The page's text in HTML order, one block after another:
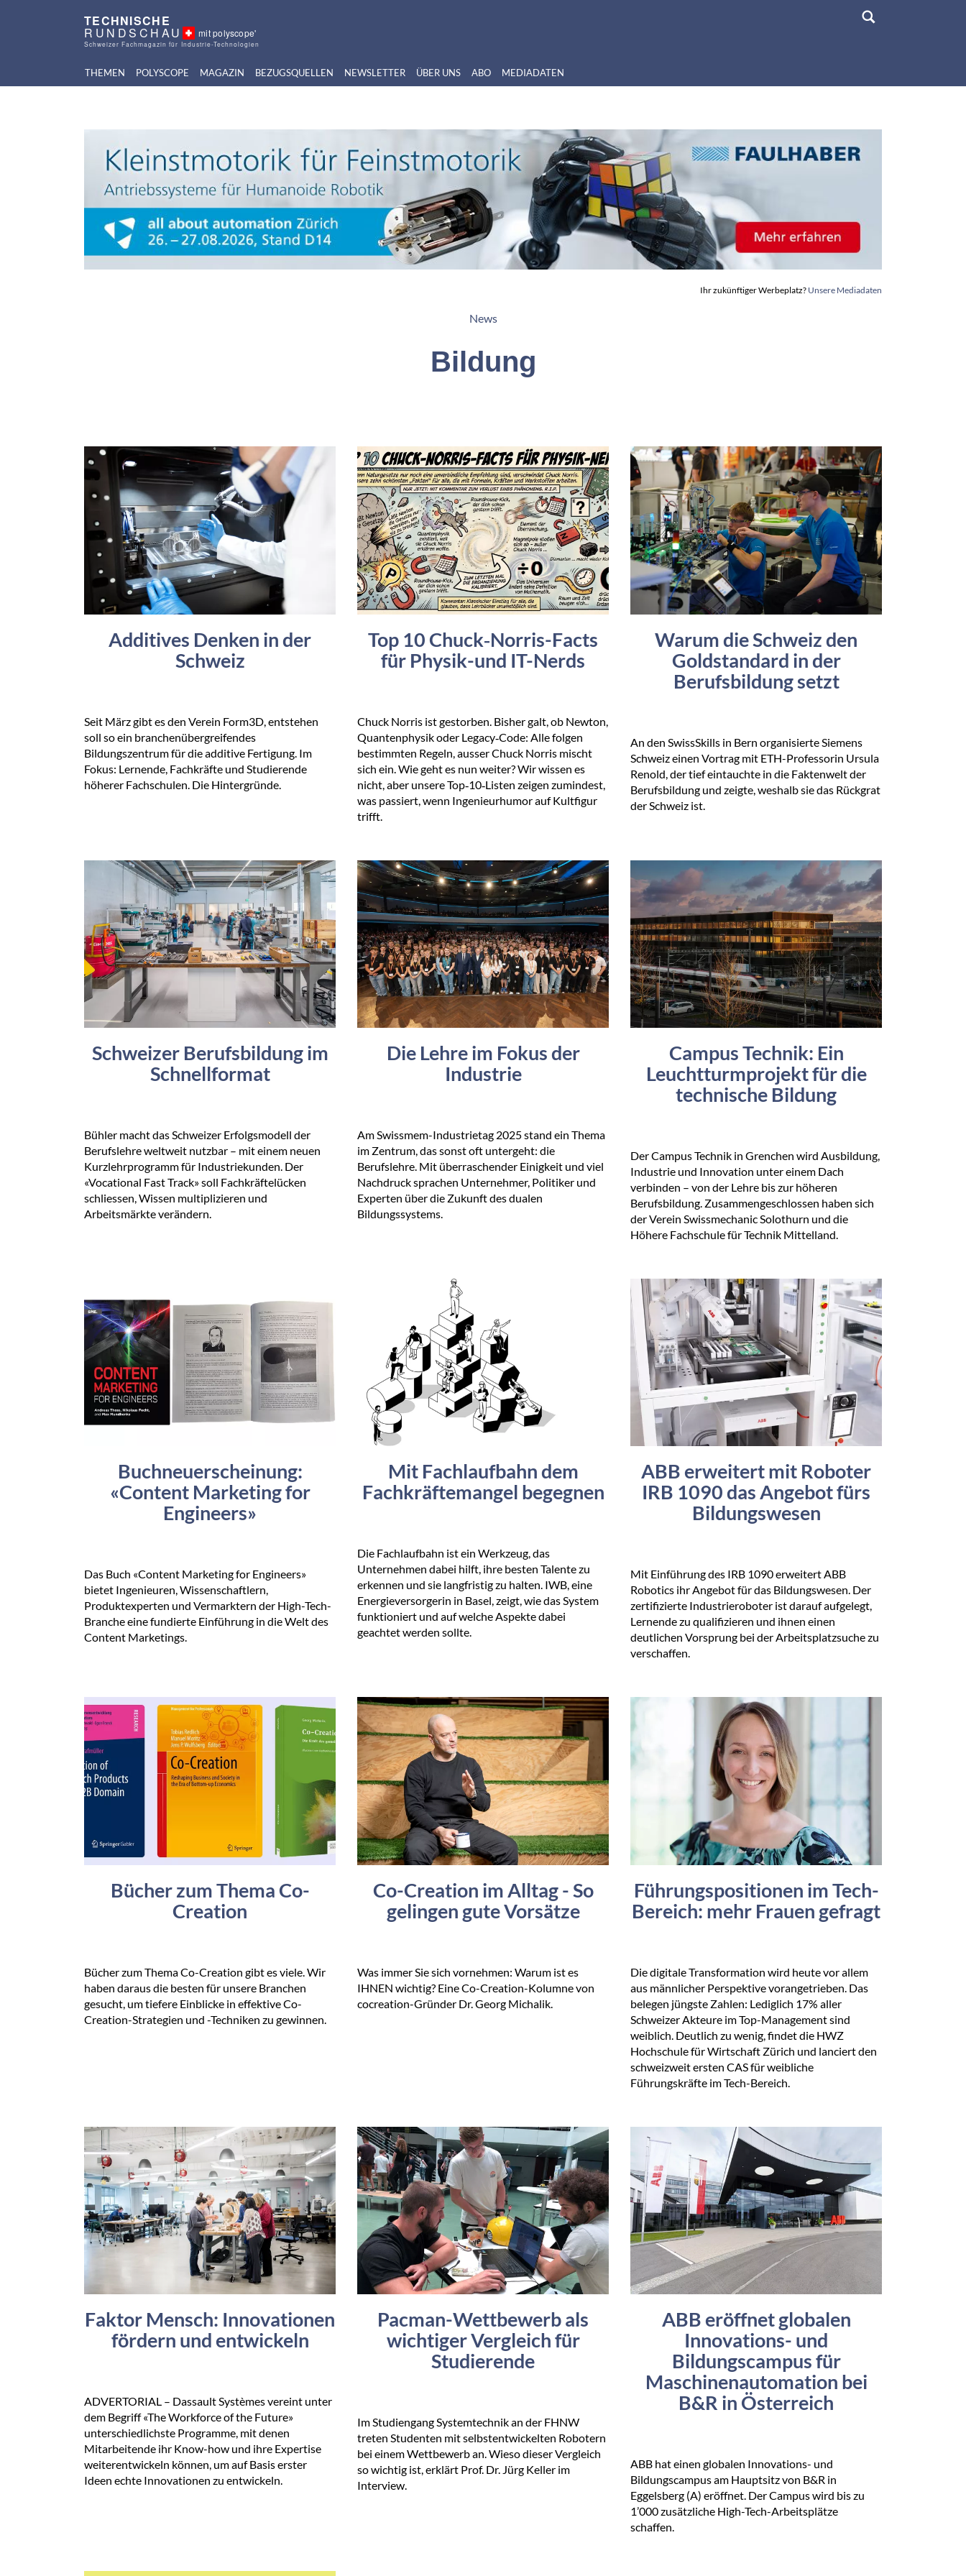
TECHNISCHE
RUNDSCHAU mit polyscope'
Schweizer Fachmagazin für Industrie-Technologien
THEMEN POLYSCOPE MAGAZIN BEZUGSQUELLEN NEWSLETTER ÜBER UNS ABO MEDIADATEN
Ihr zukünftiger Werbeplatz? Unsere Mediadaten
News
Bildung
Additives Denken in der
Schweiz
Seit März gibt es den Verein Form3D, entstehen
soll so ein branchenübergreifendes
Bildungszentrum für die additive Fertigung. Im
Fokus: Lernende, Fachkräfte und Studierende
höherer Fachschulen. Die Hintergründe.
Top 10 Chuck‑Norris-Facts
für Physik-und IT-Nerds
Chuck Norris ist gestorben. Bisher galt, ob Newton,
Quantenphysik oder Legacy‑Code: Alle folgen
bestimmten Regeln, ausser Chuck Norris mischt
sich ein. Wie geht es nun weiter? Wir wissen es
nicht, aber unsere Top‑10‑Listen zeigen zumindest,
was passiert, wenn Ingenieurhumor auf Kultfigur
trifft.
Warum die Schweiz den
Goldstandard in der
Berufsbildung setzt
An den SwissSkills in Bern organisierte Siemens
Schweiz einen Vortrag mit ETH-Professorin Ursula
Renold, der tief eintauchte in die Faktenwelt der
Berufsbildung und zeigte, weshalb sie das Rückgrat
der Schweiz ist.
Schweizer Berufsbildung im
Schnellformat
Bühler macht das Schweizer Erfolgsmodell der
Berufslehre weltweit nutzbar – mit einem neuen
Kurzlehrprogramm für Industriekunden. Der
«Vocational Fast Track» soll Fachkräftelücken
schliessen, Wissen multiplizieren und
Arbeitsmärkte verändern.
Die Lehre im Fokus der
Industrie
Am Swissmem-Industrietag 2025 stand ein Thema
im Zentrum, das sonst oft untergeht: die
Berufslehre. Mit überraschender Einigkeit und viel
Nachdruck sprachen Unternehmer, Politiker und
Experten über die Zukunft des dualen
Bildungssystems.
Campus Technik: Ein
Leuchtturmprojekt für die
technische Bildung
Der Campus Technik in Grenchen wird Ausbildung,
Industrie und Innovation unter einem Dach
verbinden – von der Lehre bis zur höheren
Berufsbildung. Zusammengeschlossen haben sich
der Verein Swissmechanic Solothurn und die
Höhere Fachschule für Technik Mittelland.
Buchneuerscheinung:
«Content Marketing for
Engineers»
Das Buch «Content Marketing for Engineers»
bietet Ingenieuren, Wissenschaftlern,
Produktexperten und Vermarktern der High-Tech-
Branche eine fundierte Einführung in die Welt des
Content Marketings.
Mit Fachlaufbahn dem
Fachkräftemangel begegnen
Die Fachlaufbahn ist ein Werkzeug, das
Unternehmen dabei hilft, ihre besten Talente zu
erkennen und sie langfristig zu halten. IWB, eine
Energieversorgerin in Basel, zeigt, wie das System
funktioniert und auf welche Aspekte dabei
geachtet werden sollte.
ABB erweitert mit Roboter
IRB 1090 das Angebot fürs
Bildungswesen
Mit Einführung des IRB 1090 erweitert ABB
Robotics ihr Angebot für das Bildungswesen. Der
zertifizierte Industrieroboter ist darauf aufgelegt,
Lernende zu qualifizieren und ihnen einen
deutlichen Vorsprung bei der Arbeitsplatzsuche zu
verschaffen.
Bücher zum Thema Co-
Creation
Bücher zum Thema Co-Creation gibt es viele. Wir
haben daraus die besten für unsere Branchen
gesucht, um tiefere Einblicke in effektive Co-
Creation-Strategien und -Techniken zu gewinnen.
Co-Creation im Alltag - So
gelingen gute Vorsätze
Was immer Sie sich vornehmen: Warum ist es
IHNEN wichtig? Eine Co-Creation-Kolumne von
cocreation-Gründer Dr. Georg Michalik.
Führungspositionen im Tech-
Bereich: mehr Frauen gefragt
Die digitale Transformation wird heute vor allem
aus männlicher Perspektive vorangetrieben. Das
belegen jüngste Zahlen: Lediglich 17% aller
Schweizer Akteure im Top-Management sind
weiblich. Deutlich zu wenig, findet die HWZ
Hochschule für Wirtschaft Zürich und lanciert den
schweizweit ersten CAS für weibliche
Führungskräfte im Tech-Bereich.
Faktor Mensch: Innovationen
fördern und entwickeln
ADVERTORIAL – Dassault Systèmes vereint unter
dem Begriff «The Workforce of the Future»
unterschiedlichste Programme, mit denen
Mitarbeitende ihr Know-how und ihre Expertise
weiterentwickeln können, um auf Basis erster
Ideen echte Innovationen zu entwickeln.
Pacman-Wettbewerb als
wichtiger Vergleich für
Studierende
Im Studiengang Systemtechnik an der FHNW
treten Studenten mit selbstentwickelten Robotern
bei einem Wettbewerb an. Wieso dieser Vergleich
so wichtig ist, erklärt Prof. Dr. Jürg Keller im
Interview.
ABB eröffnet globalen
Innovations- und
Bildungscampus für
Maschinenautomation bei
B&R in Österreich
ABB hat einen globalen Innovations- und
Bildungscampus am Hauptsitz von B&R in
Eggelsberg (A) eröffnet. Der Campus wird bis zu
1’000 zusätzliche High-Tech-Arbeitsplätze
schaffen.